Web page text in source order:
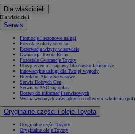
Dla właścicieli
Dla właścicieli
Serwis
Promocje i sezonowe usługi
Pozostałe oferty serwisu
Rezerwacja wizyty w serwisie
Gwarancja Toyota Relax
Pozostałe Gwarancje Toyoty
Ubezpieczenia i naprawy blacharsko-lakiernicze
Innowacyjne usługi dla Twojej wygody
Bezpłatne Akcje Serwisowe
Serwis Dobrych Cen
Serwis w ASO się opłaca
Dostęp do informacji serwisowych
Wykaz wydanych zaświadczeń o odbytym szkoleniu (pdf)
Oryginalne części i oleje Toyota
Oryginalne części Toyoty
Oryginalne oleje Toyoty